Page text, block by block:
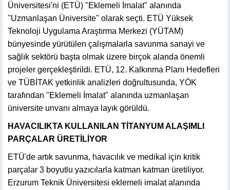
Üniversitesi'ni (ETÜ) "Eklemeli İmalat" alanında
"Uzmanlaşan Üniversite" olarak seçti. ETÜ Yüksek
Teknoloji Uygulama Araştırma Merkezi (YÜTAM)
bünyesinde yürütülen çalışmalarla savunma sanayi ve
sağlık sektörü başta olmak üzere birçok alanda önemli
projeler gerçekleştirildi. ETÜ, 12. Kalkınma Planı Hedefleri
ve TÜBİTAK yetkinlik analizleri doğrultusunda, YÖK
tarafından "Eklemeli İmalat" alanında uzmanlaşan
üniversite unvanı almaya layık görüldü.
HAVACILIKTA KULLANILAN TİTANYUM ALAŞIMLI
PARÇALAR ÜRETİLİYOR
ETÜ'de artık savunma, havacılık ve medikal için kritik
parçalar 3 boyutlu yazıcılarla katman katman üretiliyor.
Erzurum Teknik Üniversitesi eklemeli imalat alanında